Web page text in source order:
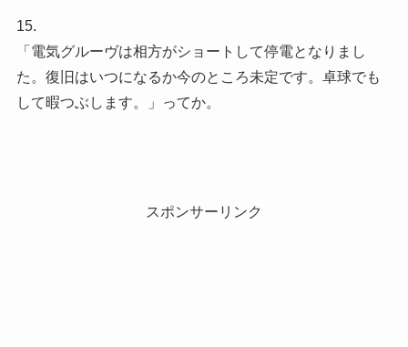
15.
「電気グルーヴは相方がショートして停電となりまし
た。復旧はいつになるか今のところ未定です。卓球でも
して暇つぶします。」ってか。
スポンサーリンク